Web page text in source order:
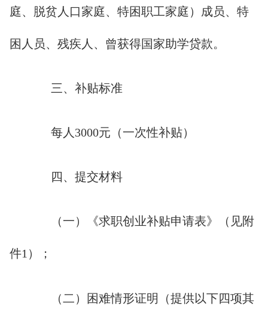
庭、脱贫人口家庭、特困职工家庭）成员、特
困人员、残疾人、曾获得国家助学贷款。
三、补贴标准
每人3000元（一次性补贴）
四、提交材料
（一）《求职创业补贴申请表》（见附
件1）；
（二）困难情形证明（提供以下四项其